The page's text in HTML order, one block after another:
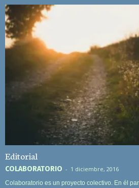
Editorial
COLABORATORIO - 1 diciembre, 2016
Colaboratorio es un proyecto colectivo. En él